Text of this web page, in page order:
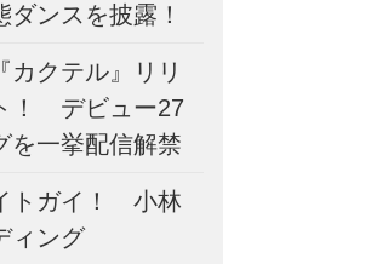
ダンスを披露！
カクテル』リリ
！ デビュー27
を一挙配信解禁
トガイ！ 小林
ィング